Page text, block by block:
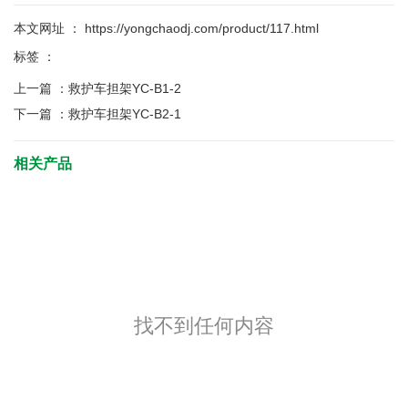
本文网址 ： https://yongchaodj.com/product/117.html
标签 ：
上一篇 ： 救护车担架YC-B1-2
下一篇 ： 救护车担架YC-B2-1
相关产品
找不到任何内容